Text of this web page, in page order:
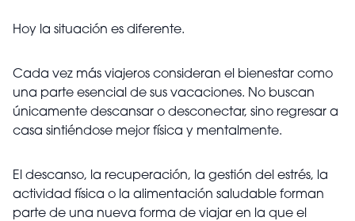
Hoy la situación es diferente.
Cada vez más viajeros consideran el bienestar como
una parte esencial de sus vacaciones. No buscan
únicamente descansar o desconectar, sino regresar a
casa sintiéndose mejor física y mentalmente.
El descanso, la recuperación, la gestión del estrés, la
actividad física o la alimentación saludable forman
parte de una nueva forma de viajar en la que el